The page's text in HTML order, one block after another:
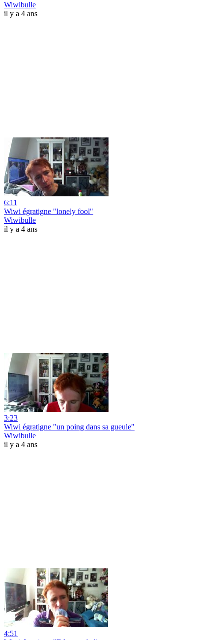
Wiwibulle
il y a 4 ans
6:11
Wiwi égratigne "lonely fool"
Wiwibulle
il y a 4 ans
3:23
Wiwi égratigne "un poing dans sa gueule"
Wiwibulle
il y a 4 ans
4:51